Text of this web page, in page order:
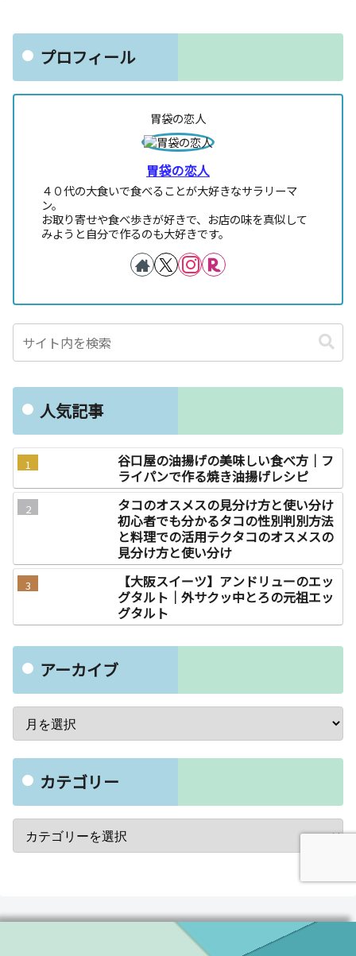
プロフィール
胃袋の恋人
胃袋の恋人
４０代の大食いで食べることが大好きなサラリーマ
ン。
お取り寄せや食べ歩きが好きで、お店の味を真似して
みようと自分で作るのも大好きです。
人気記事
谷口屋の油揚げの美味しい食べ方｜フ
ライパンで作る焼き油揚げレシピ
タコのオスメスの見分け方と使い分け
初心者でも分かるタコの性別判別方法
と料理での活用テクタコのオスメスの
見分け方と使い分け
【大阪スイーツ】アンドリューのエッ
グタルト｜外サクッ中とろの元祖エッ
グタルト
アーカイブ
カテゴリー